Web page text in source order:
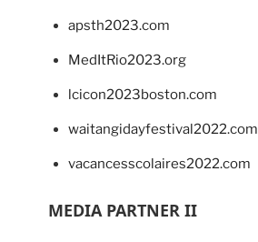
apsth2023.com
MedItRio2023.org
lcicon2023boston.com
waitangidayfestival2022.com
vacancesscolaires2022.com
MEDIA PARTNER II